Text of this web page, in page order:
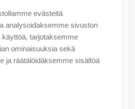
evästeitä
analysoidaksemme sivuston
tarjotaksemme
ominaisuuksia sekä
ja räätälöidäksemme sisältöä
1794IE8